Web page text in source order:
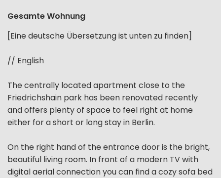
Gesamte Wohnung
[Eine deutsche Übersetzung ist unten zu finden]
// English
The centrally located apartment close to the
Friedrichshain park has been renovated recently
and offers plenty of space to feel right at home
either for a short or long stay in Berlin.
On the right hand of the entrance door is the bright,
beautiful living room. In front of a modern TV with
digital aerial connection you can find a cozy sofa bed